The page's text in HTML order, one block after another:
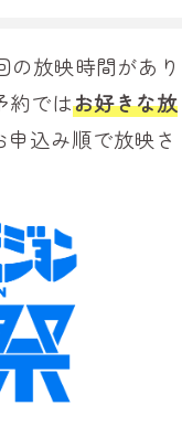
の放映時間があり
約ではお好きな放
込み順で放映さ